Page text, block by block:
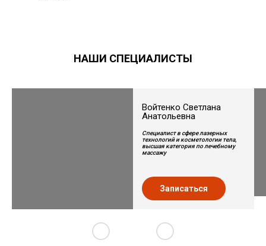
НАШИ СПЕЦИАЛИСТЫ
Войтенко Светлана
Анатольевна
Специалист в сфере лазерных
технологий и косметологии тела,
высшая категория по лечебному
массажу
Записаться